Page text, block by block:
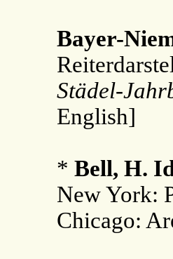
Bayer-
Städel-
English]
* Bell, H.
New York:
Chicago: